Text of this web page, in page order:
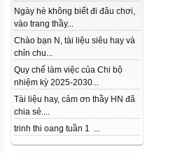
Ngày hè không biết đi đâu chơi,
vào trang thầy...
Chào bạn N, tài liệu siêu hay và
chỉn chu...
Quy chế làm việc của Chi bộ
nhiệm kỳ 2025-2030...
Tài liệu hay, cảm ơn thầy HN đã
chia sẻ....
trinh thi oang tuần 1 ...